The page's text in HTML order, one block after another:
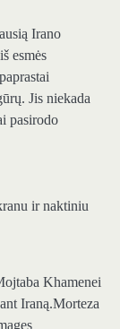
Irano
esmės
Jis niekada
pasirodo
Khamenei
Iraną.Morteza